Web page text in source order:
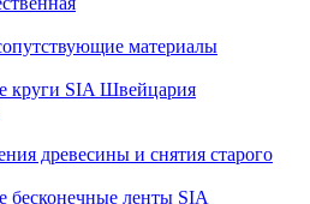
материалы
круги SIA Швейцария
древесины и снятия старого
ленты SIA